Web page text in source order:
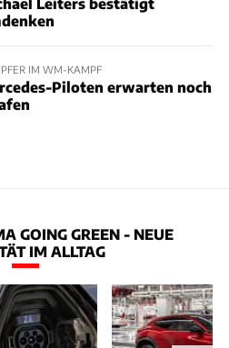
IM WM-KAMPF
Piloten erwarten noch
GOING GREEN - NEUE
IM ALLTAG